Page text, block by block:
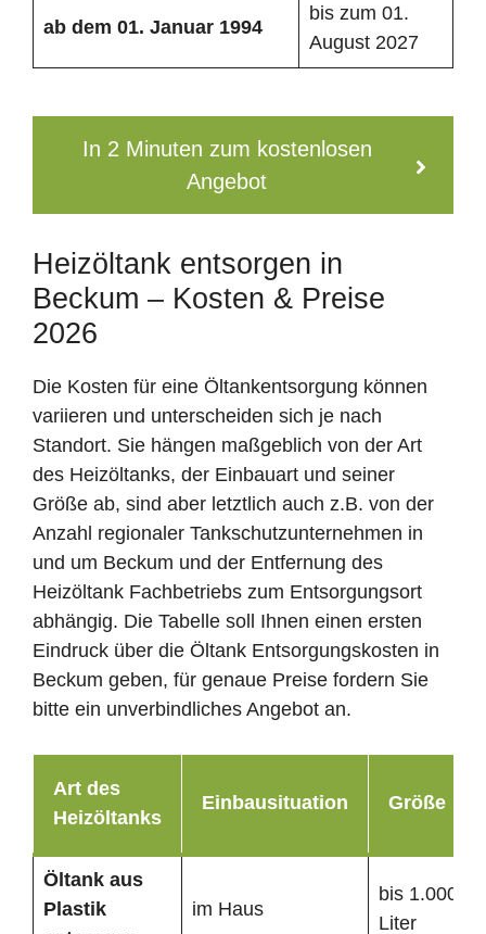
ab dem 01. Januar 1994
bis zum 01.
August 2027
In 2 Minuten zum kostenlosen
Angebot
Heizöltank entsorgen in
Beckum – Kosten & Preise
2026
Die Kosten für eine Öltankentsorgung können
variieren und unterscheiden sich je nach
Standort. Sie hängen maßgeblich von der Art
des Heizöltanks, der Einbauart und seiner
Größe ab, sind aber letztlich auch z.B. von der
Anzahl regionaler Tankschutzunternehmen in
und um Beckum und der Entfernung des
Heizöltank Fachbetriebs zum Entsorgungsort
abhängig. Die Tabelle soll Ihnen einen ersten
Eindruck über die Öltank Entsorgungskosten in
Beckum geben, für genaue Preise fordern Sie
bitte ein unverbindliches Angebot an.
Art des
Heizöltanks
Einbausituation Größe
Öltank aus
Plastik
im Haus
bis 1.000
Liter